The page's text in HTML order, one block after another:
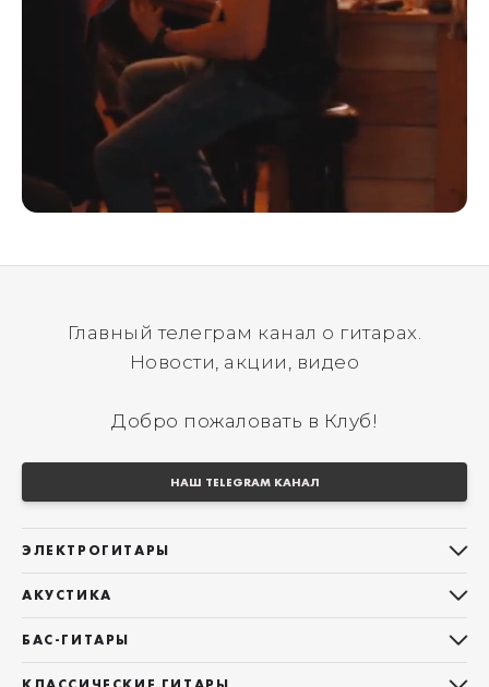
Главный телеграм канал о гитарах.
Новости, акции, видео
Добро пожаловать в Клуб!
НАШ TELEGRAM КАНАЛ
ЭЛЕКТРОГИТАРЫ
Telecaster
Les Paul
АКУСТИКА
БАС-ГИТАРЫ